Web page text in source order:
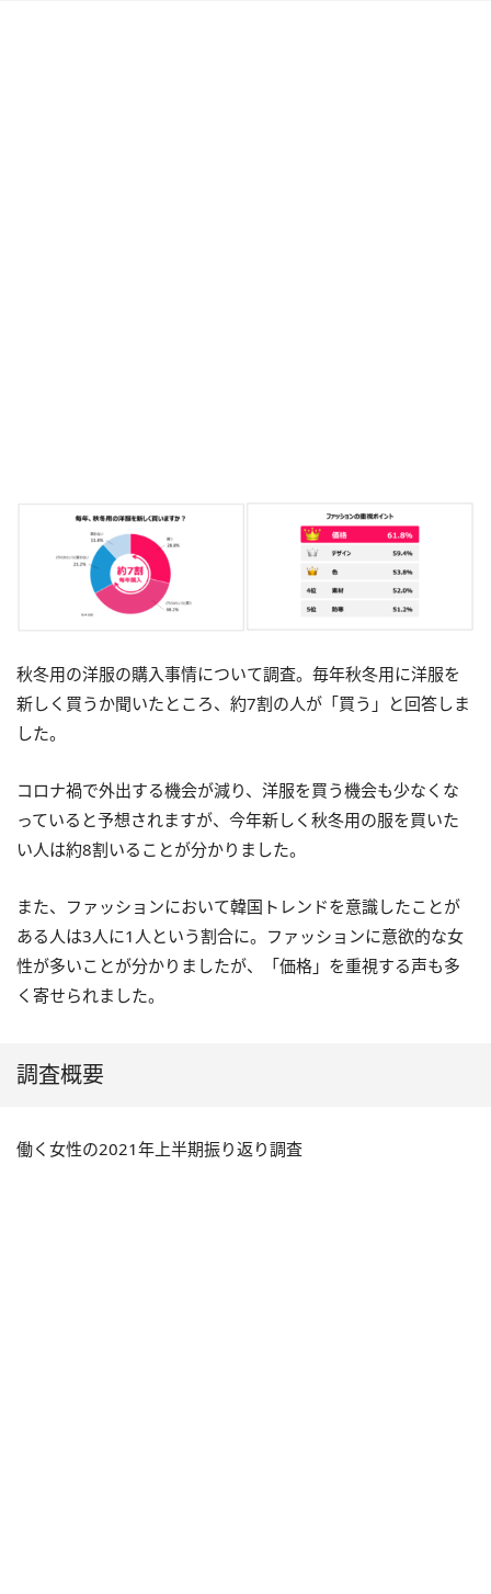
秋冬用の洋服の購入事情について調査。毎年秋冬用に洋服を
新しく買うか聞いたところ、約7割の人が「買う」と回答しま
した。
コロナ禍で外出する機会が減り、洋服を買う機会も少なくな
っていると予想されますが、今年新しく秋冬用の服を買いた
い人は約8割いることが分かりました。
また、ファッションにおいて韓国トレンドを意識したことが
ある人は3人に1人という割合に。ファッションに意欲的な女
性が多いことが分かりましたが、「価格」を重視する声も多
く寄せられました。
調査概要
働く女性の2021年上半期振り返り調査